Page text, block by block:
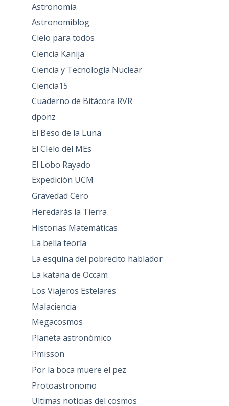
Astronomia
Astronomiblog
Cielo para todos
Ciencia Kanija
Ciencia y Tecnología Nuclear
Ciencia15
Cuaderno de Bitácora RVR
dponz
El Beso de la Luna
El CIelo del MEs
El Lobo Rayado
Expedición UCM
Gravedad Cero
Heredarás la Tierra
Historias Matemáticas
La bella teoría
La esquina del pobrecito hablador
La katana de Occam
Los Viajeros Estelares
Malaciencia
Megacosmos
Planeta astronómico
Pmisson
Por la boca muere el pez
Protoastronomo
Ultimas noticias del cosmos